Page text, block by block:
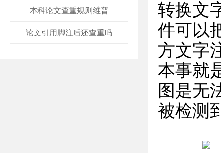
本科论文查重规则维普
论文引用脚注后还查重吗
转换文
件可以
方文字
本事就
图是无
被检测